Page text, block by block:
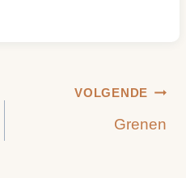
VOLGENDE
Grenen